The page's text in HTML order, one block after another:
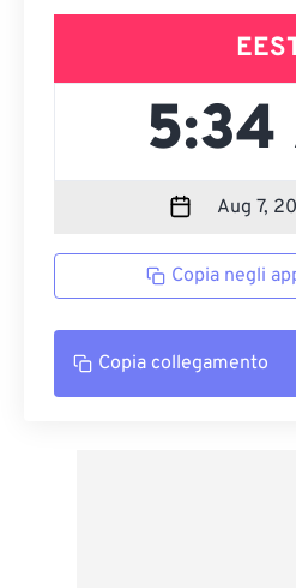
Copia negli
Copia collegamento